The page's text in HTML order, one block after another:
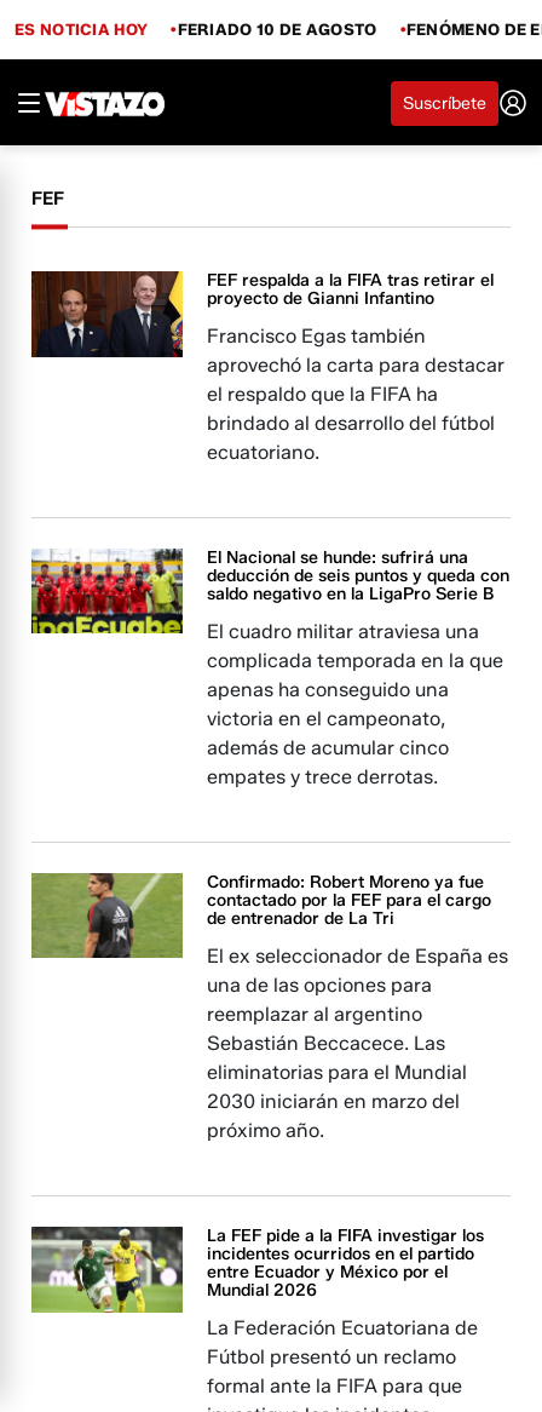
ES NOTICIA HOY FERIADO 10 DE AGOSTO FENÓMENO DE
Suscríbete
FEF
FEF respalda a la FIFA tras retirar el
proyecto de Gianni Infantino
Francisco Egas también
aprovechó la carta para destacar
el respaldo que la FIFA ha
brindado al desarrollo del fútbol
ecuatoriano.
El Nacional se hunde: sufrirá una
deducción de seis puntos y queda con
saldo negativo en la LigaPro Serie B
El cuadro militar atraviesa una
complicada temporada en la que
apenas ha conseguido una
victoria en el campeonato,
además de acumular cinco
empates y trece derrotas.
Confirmado: Robert Moreno ya fue
contactado por la FEF para el cargo
de entrenador de La Tri
El ex seleccionador de España es
una de las opciones para
reemplazar al argentino
Sebastián Beccacece. Las
eliminatorias para el Mundial
2030 iniciarán en marzo del
próximo año.
La FEF pide a la FIFA investigar los
incidentes ocurridos en el partido
entre Ecuador y México por el
Mundial 2026
La Federación Ecuatoriana de
Fútbol presentó un reclamo
formal ante la FIFA para que